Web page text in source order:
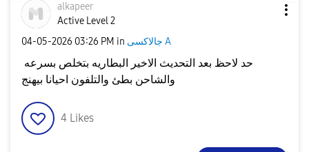
alkapeer
Active Level 2
‎04-05-2026 03:26 PM in جالاكسى A
والشاحن بطئ والتلفون احيانا بيهنج
4 Likes